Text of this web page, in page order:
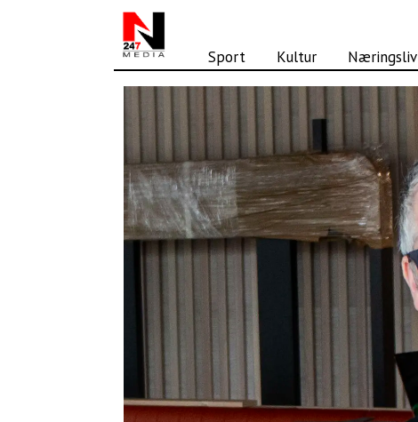
Sport Kultur Næringsliv